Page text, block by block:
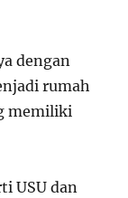
dengan
rumah
memiliki
USU dan